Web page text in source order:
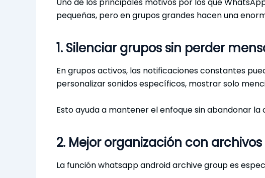
Uno de los principales motivos por los que
pequeñas, pero en grupos grandes hacen una
1. Silenciar grupos sin perder
En grupos activos, las notificaciones constantes
personalizar sonidos específicos, mostrar solo
Esto ayuda a mantener el enfoque sin abandonar la
2. Mejor organización con
La función whatsapp android archive group es